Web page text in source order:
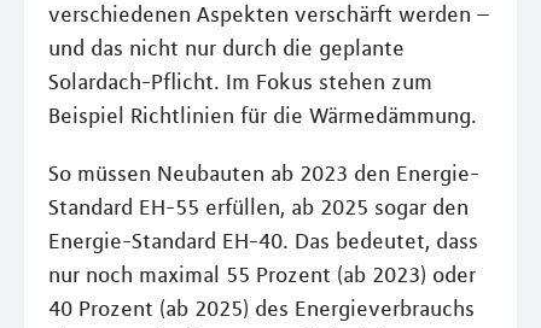
verschiedenen Aspekten verschärft werden –
und das nicht nur durch die geplante
Solardach-Pflicht. Im Fokus stehen zum
Beispiel Richtlinien für die Wärmedämmung.
So müssen Neubauten ab 2023 den Energie-
Standard EH-55 erfüllen, ab 2025 sogar den
Energie-Standard EH-40. Das bedeutet, dass
nur noch maximal 55 Prozent (ab 2023) oder
40 Prozent (ab 2025) des Energieverbrauchs